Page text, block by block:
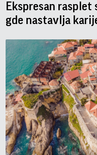
Ekspresan rasplet
gde nastavlja